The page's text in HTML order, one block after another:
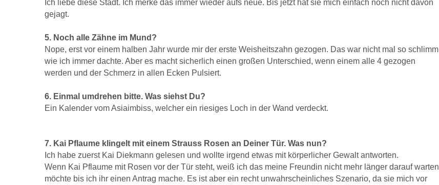
Ich liebe diese Stadt. Ich merke das immer wieder aufs neue. Bis jetzt hat sie mich einfach noch nicht davon
gejagt.
5. Noch alle Zähne im Mund?
Nope, erst vor einem halben Jahr wurde mir der erste Weisheitszahn gezogen. Das war nicht mal so schlimm
wie ich immer dachte. Aber es macht sicherlich einen großen Unterschied, wenn einem alle 4 gezogen
werden und der Schmerz in allen Ecken Pulsiert.
6. Einmal umdrehen bitte. Was siehst Du?
Ein Kalender vom Asiaimbiss, welcher ein riesiges Loch in der Wand verdeckt.
7. Kai Pflaume klingelt mit einem Strauss Rosen an Deiner Tür. Was nun?
Ich habe zuerst Kai Diekmann gelesen und wollte irgend etwas mit körperlicher Gewalt antworten.
Wenn Kai Pflaume mit Rosen vor der Tür steht, weiß ich das meine Freundin nicht mehr länger darauf warten
möchte bis ich ihr einen Antrag mache. Es ist aber ein recht unwahrscheinliches Szenario, da sie mich vor